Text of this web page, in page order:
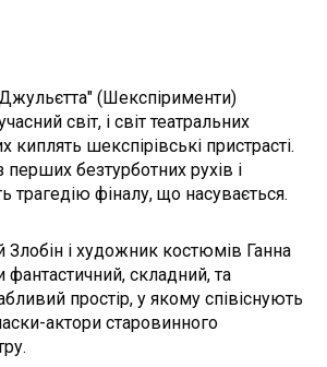
(Шекспірименти)
світ, і світ театральних
киплять шекспірівські пристрасті.
перших безтурботних рухів і
трагедію фіналу, що насувається.
і художник костюмів Ганна
фантастичний, складний, та
простір, у якому співіснують
актори старовинного